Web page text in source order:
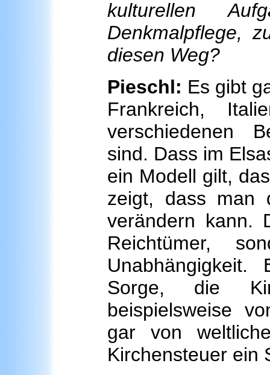
kulturellen
Denkmalpflege,
diesen Weg?
Pieschl: Es gibt
Frankreich,
verschiedenen
sind. Dass im
ein Modell gilt,
zeigt, dass man
verändern kann.
Reichtümer,
Sorge, die
beispielsweise
gar von
Kirchensteuer ein